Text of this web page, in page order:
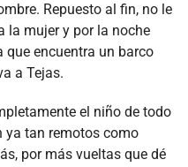
Repuesto al fin, no le
la mujer y por la noche
que encuentra un barco
a Tejas.
el niño de todo
ya tan remotos como
por más vueltas que dé